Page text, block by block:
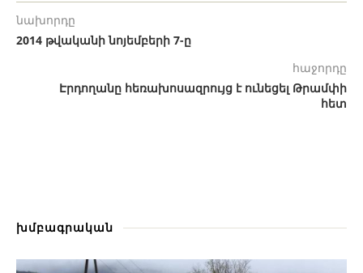
նախորդը
2014 թվականի նոյեմբերի 7-ը
հաջորդը
Էրդողանը հեռախոսազրույց է ունեցել Թրամփի
հետ
խմբագրական